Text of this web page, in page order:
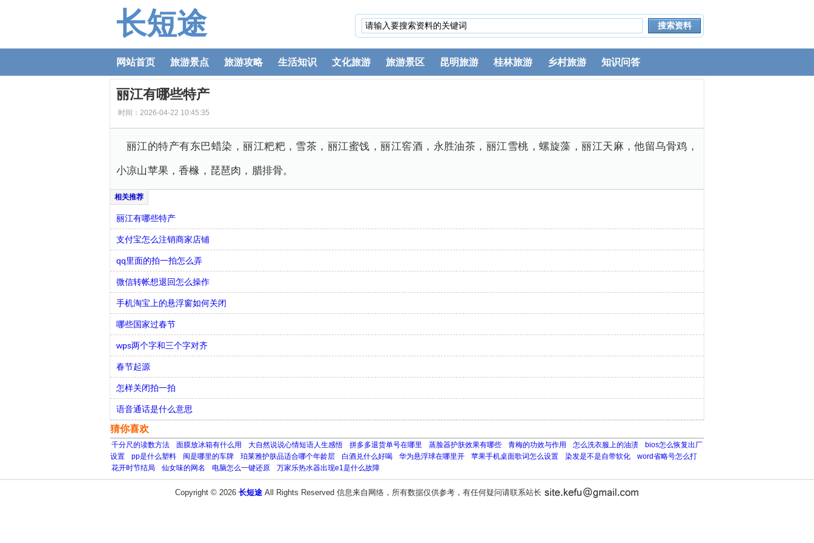
长短途
网站首页 旅游景点 旅游攻略 生活知识 文化旅游 旅游景区 昆明旅游 桂林旅游 乡村旅游 知识问答
丽江有哪些特产
时间：2026-04-22 10:45:35
丽江的特产有东巴蜡染，丽江粑粑，雪茶，丽江蜜饯，丽江窖酒，永胜油茶，丽江雪桃，螺旋藻，丽江天麻，他留乌骨鸡，
小凉山苹果，香橼，琵琶肉，腊排骨。
丽江有哪些特产
支付宝怎么注销商家店铺
qq里面的拍一拍怎么弄
微信转帐想退回怎么操作
手机淘宝上的悬浮窗如何关闭
哪些国家过春节
wps两个字和三个字对齐
春节起源
怎样关闭拍一拍
语音通话是什么意思
猜你喜欢
千分尺的读数方法 面膜放冰箱有什么用 大自然说说心情短语人生感悟 拼多多退货单号在哪里 蒸脸器护肤效果有哪些 青梅的功效与作用 怎么洗衣服上的油渍
bios怎么恢复出厂
设置
pp是什么塑料 闽是哪里的车牌 珀莱雅护肤品适合哪个年龄层 白酒兑什么好喝 华为悬浮球在哪里开 苹果手机桌面歌词怎么设置 染发是不是自带软化
word省略号怎么打
花开时节结局
仙女味的网名 电脑怎么一键还原 万家乐热水器出现e1是什么故障
Copyright © 2026 长短途All Rights Reserved 信息来自网络，所有数据仅供参考，有任何疑问请联系站长